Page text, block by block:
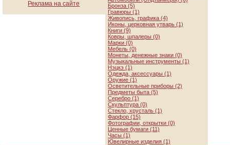
Реклама на сайте
Бронза (5)
Гравюры (1)
Живопись, графика (4)
Иконы, церковная утварь (1)
Книги (9)
Ковры, шпалеры (0)
Марки (0)
Мебель (0)
Монеты, денежные знаки (0)
Музыкальные инструменты (1)
Нэцкэ (1)
Одежда, аксессуары (1)
Оружие (1)
Осветительные приборы (2)
Предметы быта (5)
Серебро (1)
Скульптура (0)
Стекло, хрусталь (1)
Фарфор (15)
Фотографии, открытки (0)
Ценные бумаги (11)
Часы (1)
Ювелирные изделия (1)